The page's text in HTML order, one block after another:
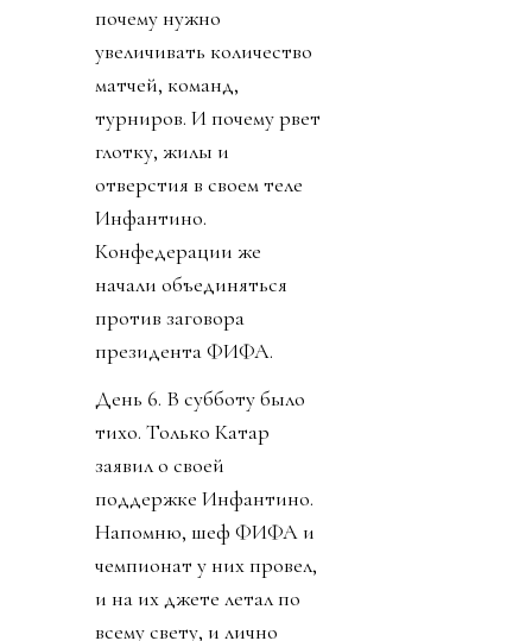
почему нужно
увеличивать количество
матчей, команд,
турниров. И почему рвет
глотку, жилы и
отверстия в своем теле
Инфантино.
Конфедерации же
начали объединяться
против заговора
президента ФИФА.
День 6. В субботу было
тихо. Только Катар
заявил о своей
поддержке Инфантино.
Напомню, шеф ФИФА и
чемпионат у них провел,
и на их джете летал по
всему свету, и лично